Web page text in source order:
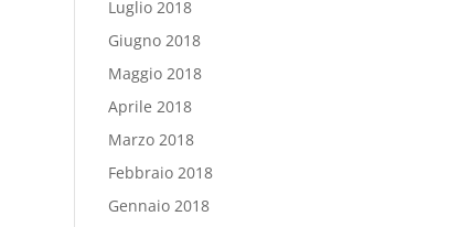
Luglio 2018
Giugno 2018
Maggio 2018
Aprile 2018
Marzo 2018
Febbraio 2018
Gennaio 2018